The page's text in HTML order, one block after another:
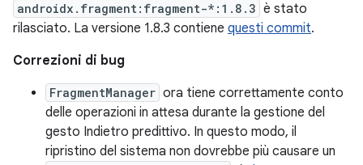
androidx.fragment:fragment-*:1.8.3 è stato
rilasciato. La versione 1.8.3 contiene questi commit.
Correzioni di bug
FragmentManager ora tiene correttamente conto
delle operazioni in attesa durante la gestione del
gesto Indietro predittivo. In questo modo, il
ripristino del sistema non dovrebbe più causare un